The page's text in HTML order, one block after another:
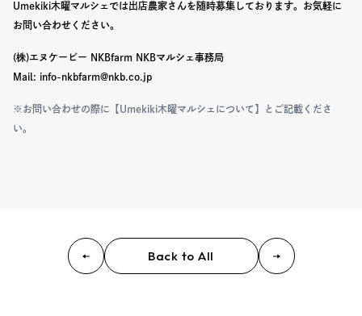
Umekiki木曜マルシェでは出店農家さんを随時募集しております。 お気軽に
お問い合わせください。
(株)エヌケービー NKBfarm NKBマルシェ事務局
Mail: info-nkbfarm@nkb.co.jp
※お問い合わせの際に【Umekiki木曜マルシェについて】とご記載くださ
い。
Back to All